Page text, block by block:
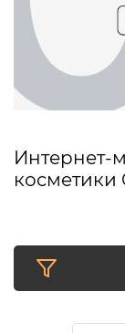
Интернет-
косметики